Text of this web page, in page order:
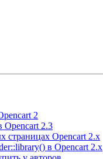
2
Opencart 2.3
страницах Opencart 2.x
в Opencart 2.x